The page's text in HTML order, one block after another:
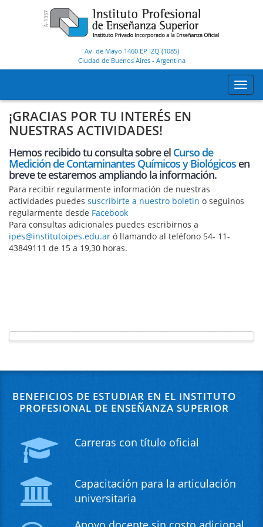
Av. de Mayo 1460 EP IZQ (1085)
Ciudad de Buenos Aires- Argentina
¡GRACIAS POR TU INTERÉS EN
NUESTRAS ACTIVIDADES!
Hemos recibido tu consulta sobre el Curso de
Medición de Contaminantes Químicos y Biológicos en
breve te estaremos ampliando la información.
Para recibir regularmente información de nuestras
actividades puedes suscribirte a nuestro boletin o seguinos
regularmente desde Facebook
Para consultas adicionales puedes escribirnos a
ipes@institutoipes.edu.ar ó llamando al teléfono 54- 11-
43849111 de 15 a 19,30 horas.
BENEFICIOS DE ESTUDIAR EN EL INSTITUTO
PROFESIONAL DE ENSEÑANZA SUPERIOR
Carreras con título oficial
Capacitación para la articulación
universitaria